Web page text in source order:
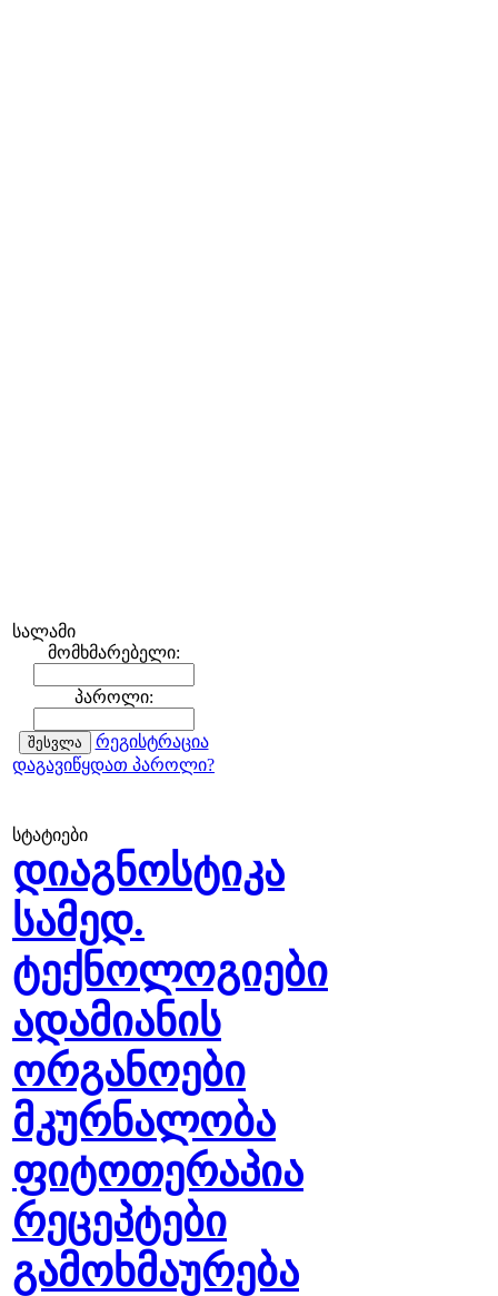
სალამი
მომხმარებელი:
პაროლი:
რეგისტრაცია
დაგავიწყდათ პაროლი?
სტატიები
დიაგნოსტიკა
სამედ.
ტექნოლოგიები
ადამიანის
ორგანოები
მკურნალობა
ფიტოთერაპია
რეცეპტები
გამოხმაურება